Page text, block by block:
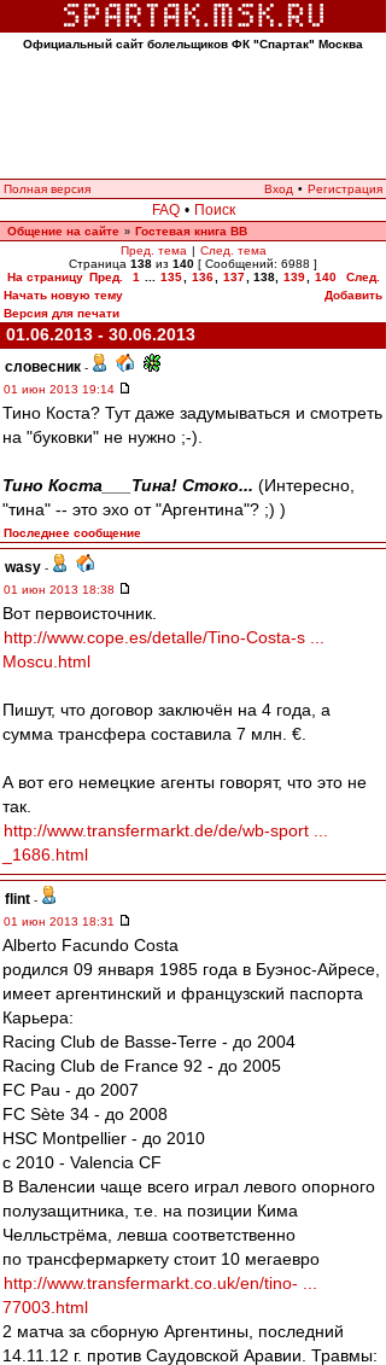
Официальный сайт болельщиков ФК "Спартак" Москва
Полная версия Вход • Регистрация
FAQ • Поиск
Общение на сайте » Гостевая книга ВВ
Пред. тема | След. тема
Страница 138 из 140 [ Сообщений: 6988 ]
На страницу Пред. 1 135 136 137 138, 139 140
След.
Начать новую тему
Добавить
Версия для печати
01.06.2013 - 30.06.2013
словесник -
01 июн 2013 19:14
Тино Коста? Тут даже задумываться и смотреть
на "буковки" не нужно ;-).
Тино Коста___Тина! Стоко... (Интересно,
"тина" -- это эхо от "Аргентина"? ;) )
Последнее сообщение
wasy -
01 июн 2013 18:38
Вот первоисточник.
http://www.cope.es/detalle/Tino-Costa-s ...
Moscu.html
Пишут, что договор заключён на 4 года, а
сумма трансфера составила 7 млн. €.
А вот его немецкие агенты говорят, что это не
так.
http://www.transfermarkt.de/de/wb-sport ...
_1686.html
flint -
01 июн 2013 18:31
Alberto Facundo Costa
родился 09 января 1985 года в Буэнос-Айресе,
имеет аргентинский и французский паспорта
Карьера:
Racing Club de Basse-Terre - до 2004
Racing Club de France 92 - до 2005
FC Pau - до 2007
FC Sète 34 - до 2008
HSC Montpellier - до 2010
с 2010 - Valencia CF
В Валенсии чаще всего играл левого опорного
полузащитника, т.е. на позиции Кима
Челльстрёма, левша соответственно
по трансфермаркету стоит 10 мегаевро
http://www.transfermarkt.co.uk/en/tino- ...
77003.html
2 матча за сборную Аргентины, последний
14.11.12 г. против Саудовской Аравии. Травмы: